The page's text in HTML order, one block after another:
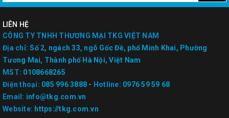
LIÊN HỆ
CÔNG TY TNHH THƯƠNG MẠI TKG VIỆT NAM
Địa chỉ: Số 2, ngách 33, ngõ Gốc Đề, phố Minh Khai, Phường
Tương Mai, Thành phố Hà Nội, Việt Nam
MST: 0108668265
Điện thoại: 085 996 3888 - Hotline: 0976 59 59 68
Email: info@tkg.com.vn
Website: https://tkg.com.vn